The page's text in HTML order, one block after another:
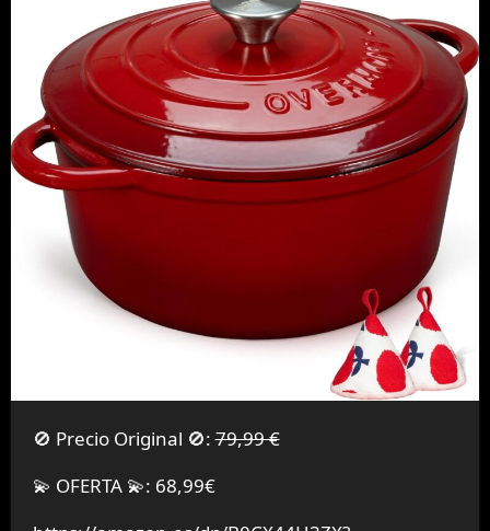
🚫 Precio Original 🚫:79,99 €
💫 OFERTA 💫: 68,99€